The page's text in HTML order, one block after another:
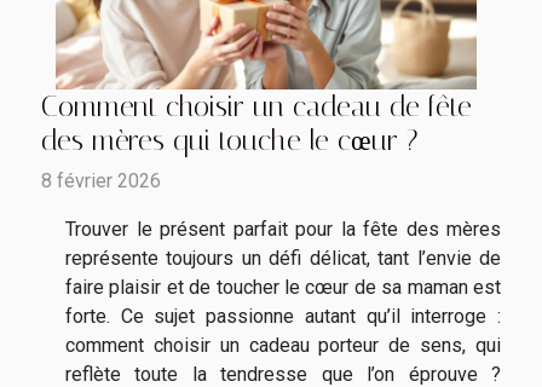
Comment choisir un cadeau de fête
des mères qui touche le cœur ?
8 février 2026
Trouver le présent parfait pour la fête des mères
représente toujours un défi délicat, tant l’envie de
faire plaisir et de toucher le cœur de sa maman est
forte. Ce sujet passionne autant qu’il interroge :
comment choisir un cadeau porteur de sens, qui
reflète toute la tendresse que l’on éprouve ?